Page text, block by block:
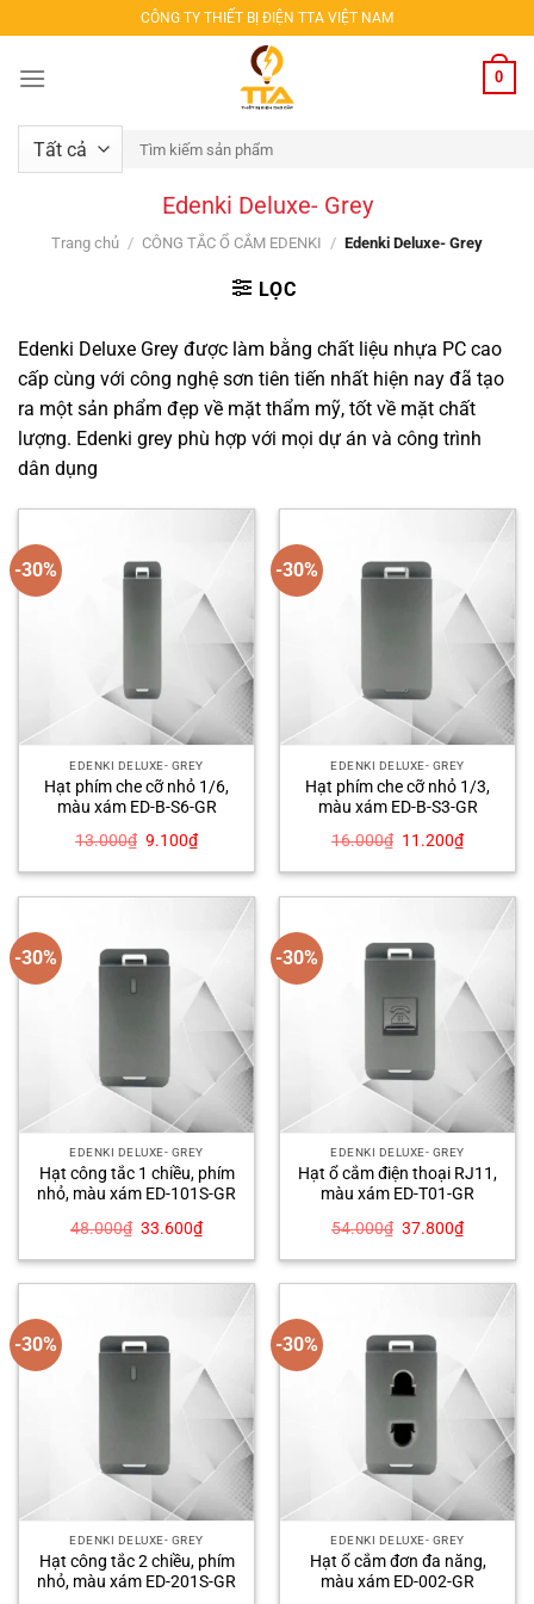
qua
nội
CÔNG TY THIẾT BỊ ĐIỆN TTA VIỆT NAM
0
Tìm
kiếm:
Edenki Deluxe- Grey
Trang chủ / CÔNG TẮC Ổ CẮM EDENKI / Edenki Deluxe- Grey
LỌC
Edenki Deluxe Grey được làm bằng chất liệu nhựa PC cao
cấp cùng với công nghệ sơn tiên tiến nhất hiện nay đã tạo
ra một sản phẩm đẹp về mặt thẩm mỹ, tốt về mặt chất
lượng. Edenki grey phù hợp với mọi dự án và công trình
dân dụng
-30%
EDENKI DELUXE- GREY
Hạt phím che cỡ nhỏ 1/6,
màu xám ED-B-S6-GR
13.000₫ Giá
là:
9.100₫Giá
hiện
tại
9.100₫.
-30%
EDENKI DELUXE- GREY
Hạt phím che cỡ nhỏ 1/3,
màu xám ED-B-S3-GR
16.000₫ Giá
là:
11.200₫Giá
hiện
tại
11.200₫.
-30%
EDENKI DELUXE- GREY
Hạt công tắc 1 chiều, phím
nhỏ, màu xám ED-101S-GR
48.000₫ Giá
là:
33.600₫Giá
hiện
tại
33.600₫.
-30%
EDENKI DELUXE- GREY
Hạt ổ cắm điện thoại RJ11,
màu xám ED-T01-GR
54.000₫ Giá
là:
37.800₫Giá
hiện
tại
37.800₫.
-30%
EDENKI DELUXE- GREY
Hạt công tắc 2 chiều, phím
nhỏ, màu xám ED-201S-GR
-30%
EDENKI DELUXE- GREY
Hạt ổ cắm đơn đa năng,
màu xám ED-002-GR